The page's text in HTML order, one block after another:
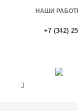
НАШИ
+7 (342)